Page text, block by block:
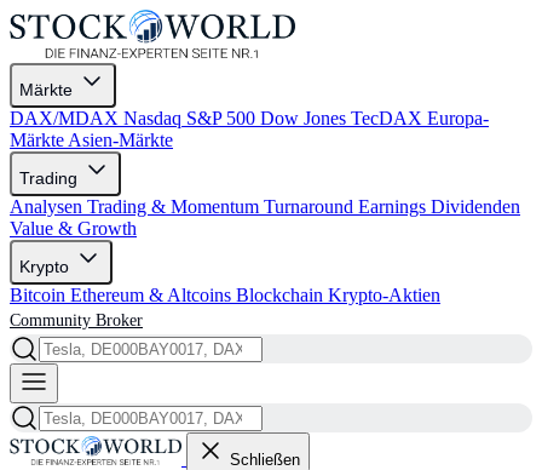
Märkte
DAX/MDAX Nasdaq S&P 500 Dow Jones TecDAX Europa-
Märkte Asien-Märkte
Trading
Analysen Trading & Momentum Turnaround Earnings Dividenden
Value & Growth
Krypto
Bitcoin Ethereum & Altcoins Blockchain Krypto-Aktien
Community Broker
Schließen